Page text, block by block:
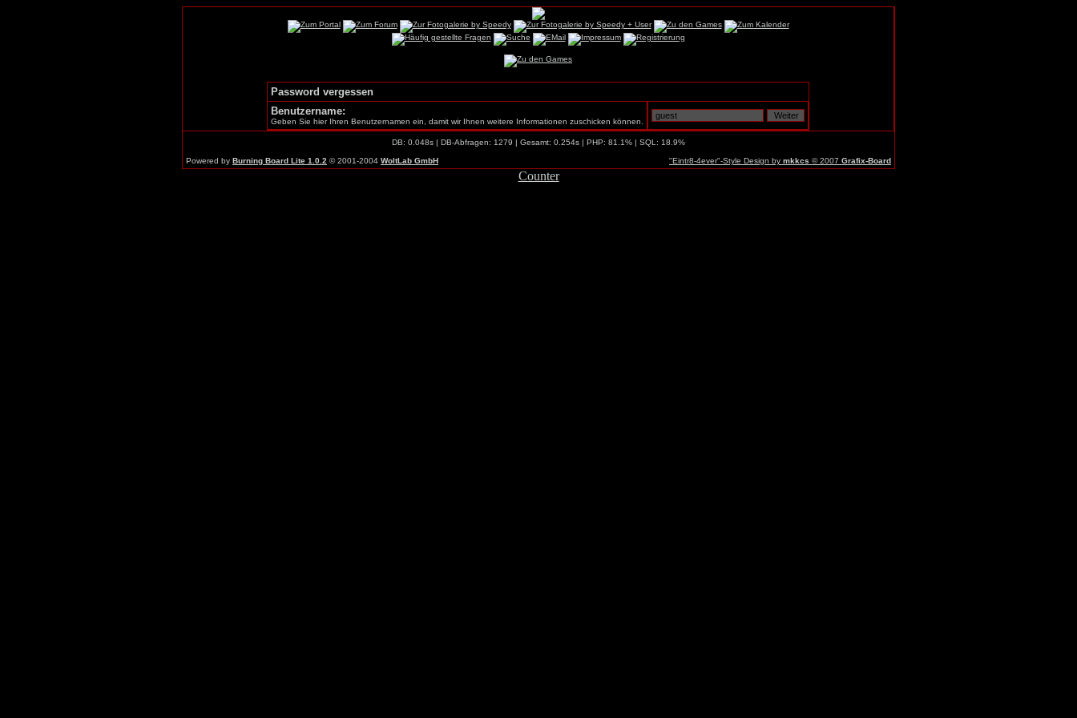
Password vergessen
Benutzername:
Geben Sie hier Ihren Benutzernamen ein, damit wir Ihnen weitere Informationen zuschicken können.
DB: 0.048s | DB-Abfragen: 1279 | Gesamt: 0.254s | PHP: 81.1% | SQL: 18.9%
Powered by Burning Board Lite 1.0.2 © 2001-2004 WoltLab GmbH "Eintr8-4ever"-Style Design by mkkcs © 2007 Grafix-Board
Counter